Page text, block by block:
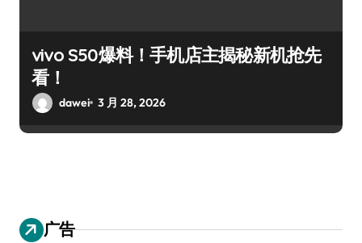
vivo S50爆料！手机店主揭秘新机抢先
看！
dawei 3 月 28, 2026
广告